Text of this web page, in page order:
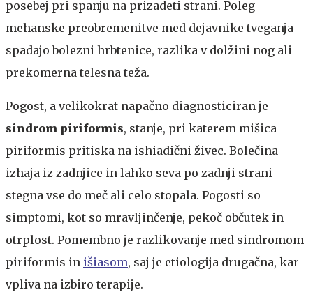
posebej pri spanju na prizadeti strani. Poleg
mehanske preobremenitve med dejavnike tveganja
spadajo bolezni hrbtenice, razlika v dolžini nog ali
prekomerna telesna teža.
Pogost, a velikokrat napačno diagnosticiran je
sindrom piriformis, stanje, pri katerem mišica
piriformis pritiska na ishiadični živec. Bolečina
izhaja iz zadnjice in lahko seva po zadnji strani
stegna vse do meč ali celo stopala. Pogosti so
simptomi, kot so mravljinčenje, pekoč občutek in
otrplost. Pomembno je razlikovanje med sindromom
piriformis in išiasom, saj je etiologija drugačna, kar
vpliva na izbiro terapije.